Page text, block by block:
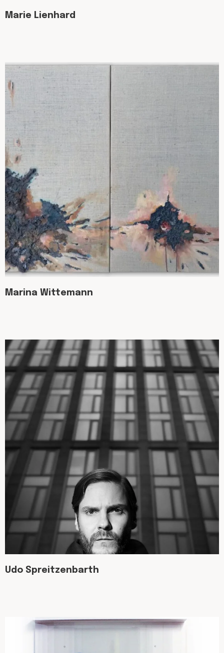
Marie Lienhard
Marina Wittemann
Udo Spreitzenbarth